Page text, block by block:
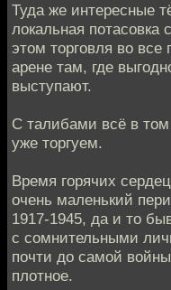
Туда же интересные
локальная потасовка
этом торговля во
арене там, где
выступают.
С талибами всё в
уже торгуем.
Время горячих
очень маленький
1917-1945, да и то
с сомнительными
почти до самой
плотное.